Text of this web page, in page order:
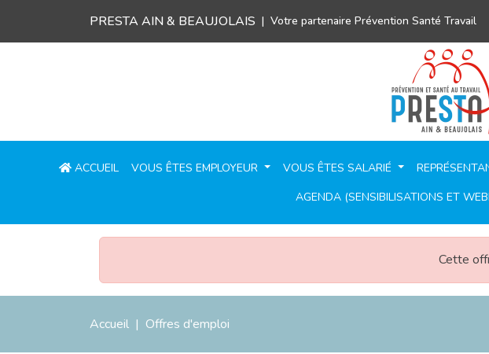
PRESTA AIN & BEAUJOLAIS Votre partenaire Prévention Santé Travail
ACCUEIL VOUS ÊTES EMPLOYEUR VOUS ÊTES SALARIÉ
AGENDA (SENSIBILISATIONS ET
Cette
Accueil Offres d'emploi